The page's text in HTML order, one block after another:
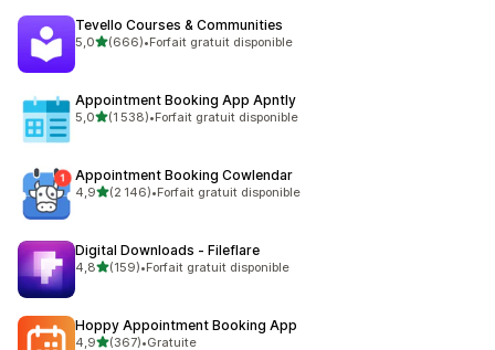
Tevello Courses & Communities
5,0étoile(s) sur 5
(666)
666 avis au total
•Forfait gratuit disponible
Appointment Booking App Apntly
5,0étoile(s) sur 5
(1 538)
1538 avis au total
•Forfait gratuit disponible
Appointment Booking Cowlendar
4,9étoile(s) sur 5
(2 146)
2146 avis au total
•Forfait gratuit disponible
Digital Downloads ‑ Fileflare
4,8étoile(s) sur 5
(159)
159 avis au total
•Forfait gratuit disponible
Hoppy Appointment Booking App
4,9étoile(s) sur 5
(367)•Gratuite